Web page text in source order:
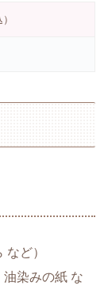
ど）
染みの紙 な